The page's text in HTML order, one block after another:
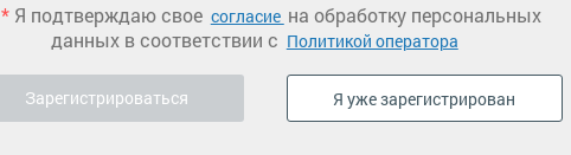
*Я подтверждаю свое согласие на обработку персональных
данных в соответствии с Политикой оператора